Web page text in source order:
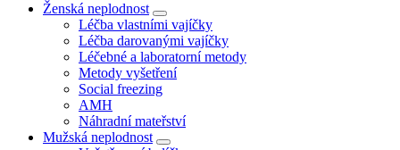
Ženská neplodnost
Léčba vlastními vajíčky
Léčba darovanými vajíčky
Léčebné a laboratorní metody
Metody vyšetření
Social freezing
AMH
Náhradní mateřství
Mužská neplodnost